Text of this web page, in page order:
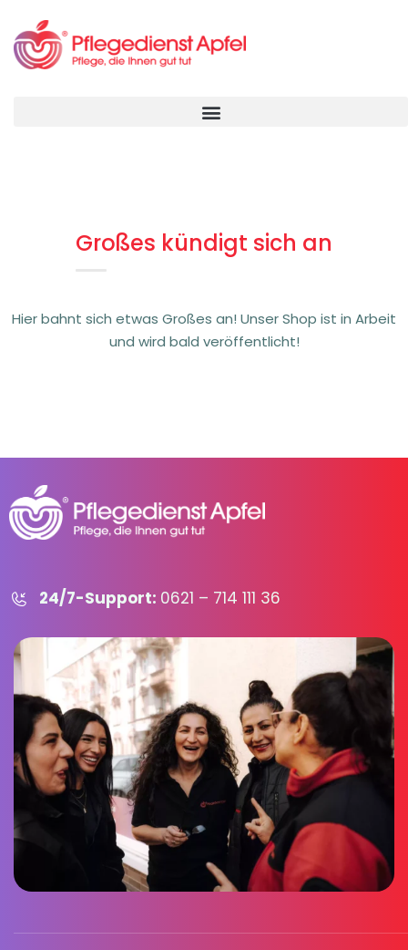
Großes kündigt sich an
Hier bahnt sich etwas Großes an! Unser Shop ist in Arbeit
und wird bald veröffentlicht!
24/7-Support: 0621 – 714 111 36